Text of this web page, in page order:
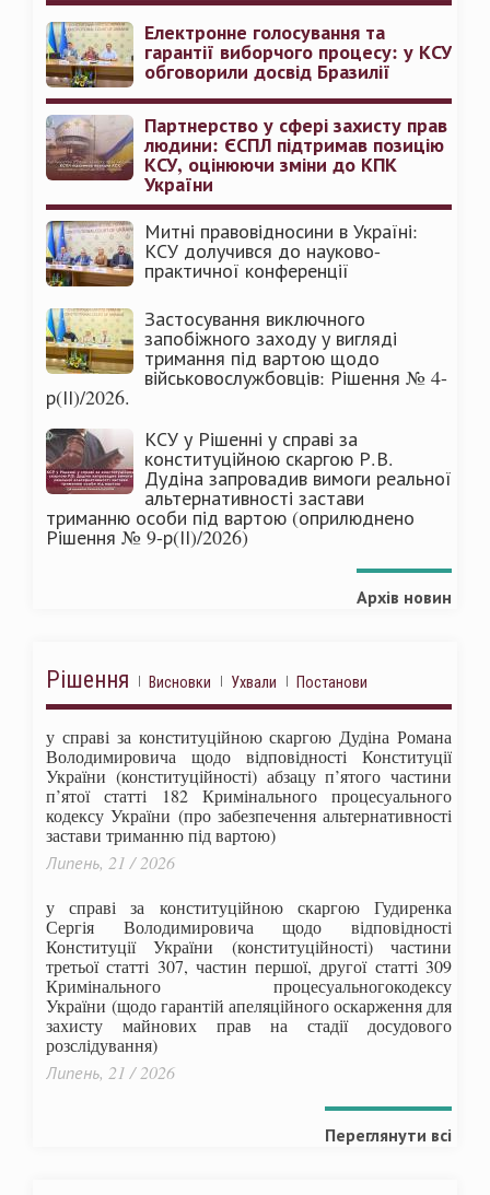
Електронне голосування та
гарантії виборчого процесу: у КСУ
обговорили досвід Бразилії
Партнерство у сфері захисту прав
людини: ЄСПЛ підтримав позицію
КСУ, оцінюючи зміни до КПК
України
Митні правовідносини в Україні:
КСУ долучився до науково-
практичної конференції
Застосування виключного
запобіжного заходу у вигляді
тримання під вартою щодо
військовослужбовців: Рішення № 4-
р(ІІ)/2026.
КСУ у Рішенні у справі за
конституційною скаргою Р.В.
Дудіна запровадив вимоги реальної
альтернативності застави
триманню особи під вартою (оприлюднено
Рішення № 9-р(ІІ)/2026)
Архів новин
Рішення Висновки Ухвали Постанови
у справі за конституційною скаргою Дудіна Романа
Володимировича щодо відповідності Конституції
України (конституційності) абзацу п’ятого частини
п’ятої статті 182 Кримінального процесуального
кодексу України (про забезпечення альтернативності
застави триманню під вартою)
Липень, 21 / 2026
у справі за конституційною скаргою Гудиренка
Сергія Володимировича щодо відповідності
Конституції України (конституційності) частини
третьої статті 307, частин першої, другої статті 309
Кримінального процесуальногокодексу
України (щодо гарантій апеляційного оскарження для
захисту майнових прав на стадії досудового
розслідування)
Липень, 21 / 2026
Переглянути всі